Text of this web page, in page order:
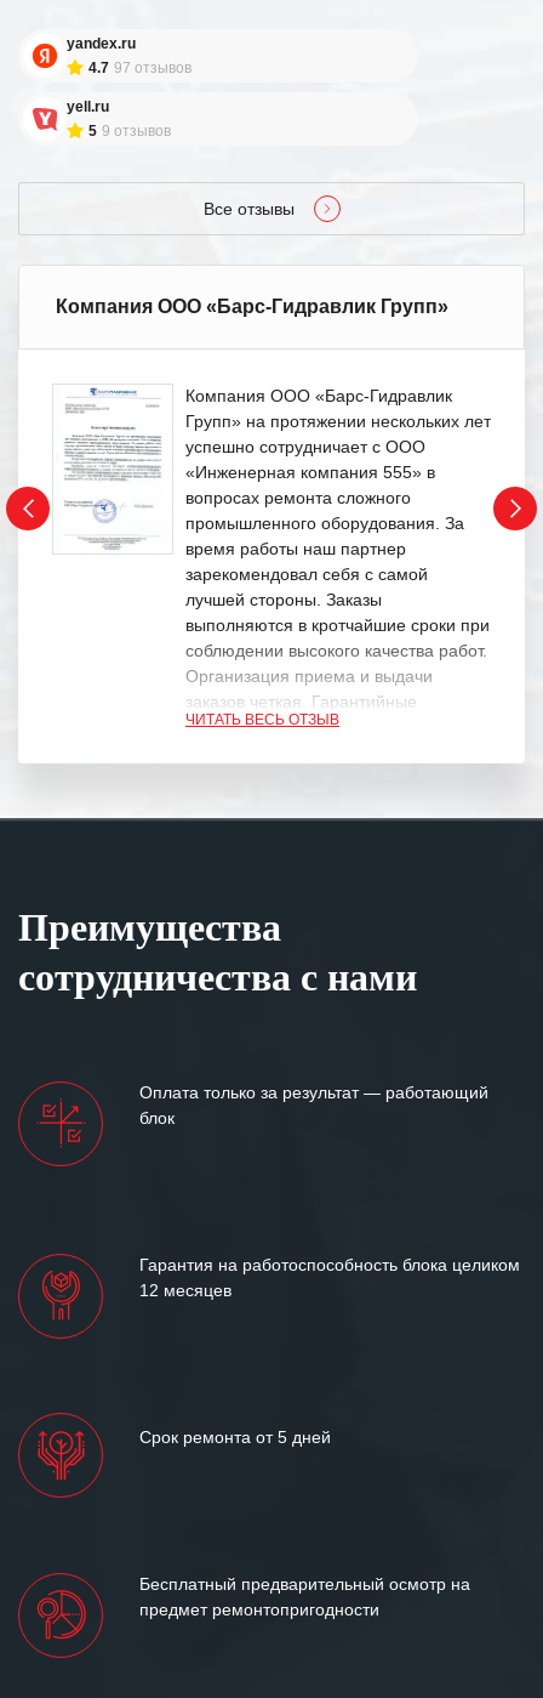
yandex.ru
4.7 97 отзывов
yell.ru
5 9 отзывов
Все отзывы
Компания ООО «Барс-Гидравлик Групп»
Компания ООО «Барс-Гидравлик
Групп» на протяжении нескольких лет
успешно сотрудничает с ООО
«Инженерная компания 555» в
вопросах ремонта сложного
промышленного оборудования. За
время работы наш партнер
зарекомендовал себя с самой
лучшей стороны. Заказы
выполняются в кротчайшие сроки при
соблюдении высокого качества работ.
Организация приема и выдачи
заказов четкая. Гарантийные
обязательства выполняются в
Особенно хочется отметить высокую
клиентоориентированность
персонала Вашей компании,
между нашими компаниями открытые
ЧИТАТЬ ВЕСЬ ОТЗЫВ
Преимущества
сотрудничества с нами
Оплата только за результат — работающий
блок
Гарантия на работоспособность блока целиком
12 месяцев
Срок ремонта от 5 дней
Бесплатный предварительный осмотр на
предмет ремонтопригодности